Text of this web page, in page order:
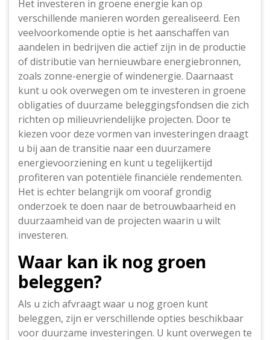
Het investeren in groene energie kan op
verschillende manieren worden gerealiseerd. Een
veelvoorkomende optie is het aanschaffen van
aandelen in bedrijven die actief zijn in de productie
of distributie van hernieuwbare energiebronnen,
zoals zonne-energie of windenergie. Daarnaast
kunt u ook overwegen om te investeren in groene
obligaties of duurzame beleggingsfondsen die zich
richten op milieuvriendelijke projecten. Door te
kiezen voor deze vormen van investeringen draagt
u bij aan de transitie naar een duurzamere
energievoorziening en kunt u tegelijkertijd
profiteren van potentiële financiële rendementen.
Het is echter belangrijk om vooraf grondig
onderzoek te doen naar de betrouwbaarheid en
duurzaamheid van de projecten waarin u wilt
investeren.
Waar kan ik nog groen
beleggen?
Als u zich afvraagt waar u nog groen kunt
beleggen, zijn er verschillende opties beschikbaar
voor duurzame investeringen. U kunt overwegen te